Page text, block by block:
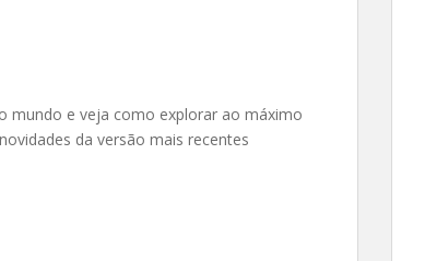
mundo e veja como explorar ao máximo
da versão mais recentes